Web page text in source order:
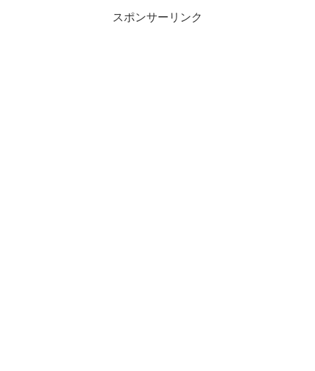
スポンサーリンク